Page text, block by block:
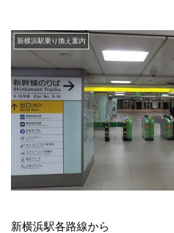
新横浜駅乗り換え案内
新横浜駅各路線から